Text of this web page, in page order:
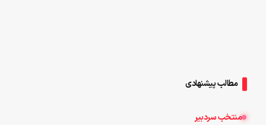
مطالب پیشنهادی
منتخب سردبیر